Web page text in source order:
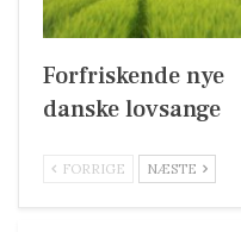
Forfriskende nye
danske lovsange
FORRIGE NÆSTE